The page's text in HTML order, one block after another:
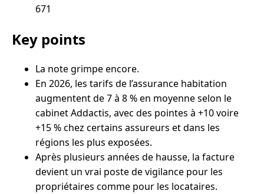
671
Key points
La note grimpe encore.
En 2026, les tarifs de l’assurance habitation
augmentent de 7 à 8 % en moyenne selon le
cabinet Addactis, avec des pointes à +10 voire
+15 % chez certains assureurs et dans les
régions les plus exposées.
Après plusieurs années de hausse, la facture
devient un vrai poste de vigilance pour les
propriétaires comme pour les locataires.